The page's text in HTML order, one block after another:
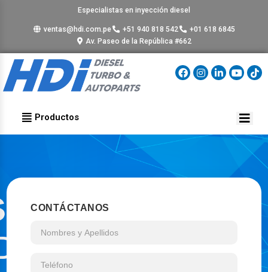
Especialistas en inyección diesel
ventas@hdi.com.pe +51 940 818 542
+01 618 6845
Av. Paseo de la República #662
Productos
CONTÁCTANOS